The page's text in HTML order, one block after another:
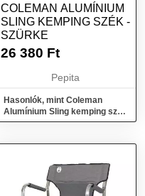
COLEMAN ALUMÍNIUM
SLING KEMPING SZÉK -
SZÜRKE
26 380 Ft
Pepita
Hasonlók, mint Coleman
Alumínium Sling kemping szék
- Szürke